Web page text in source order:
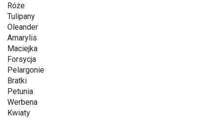
Róże
Tulipany
Oleander
Amarylis
Maciejka
Forsycja
Pelargonie
Bratki
Petunia
Werbena
Kwiaty